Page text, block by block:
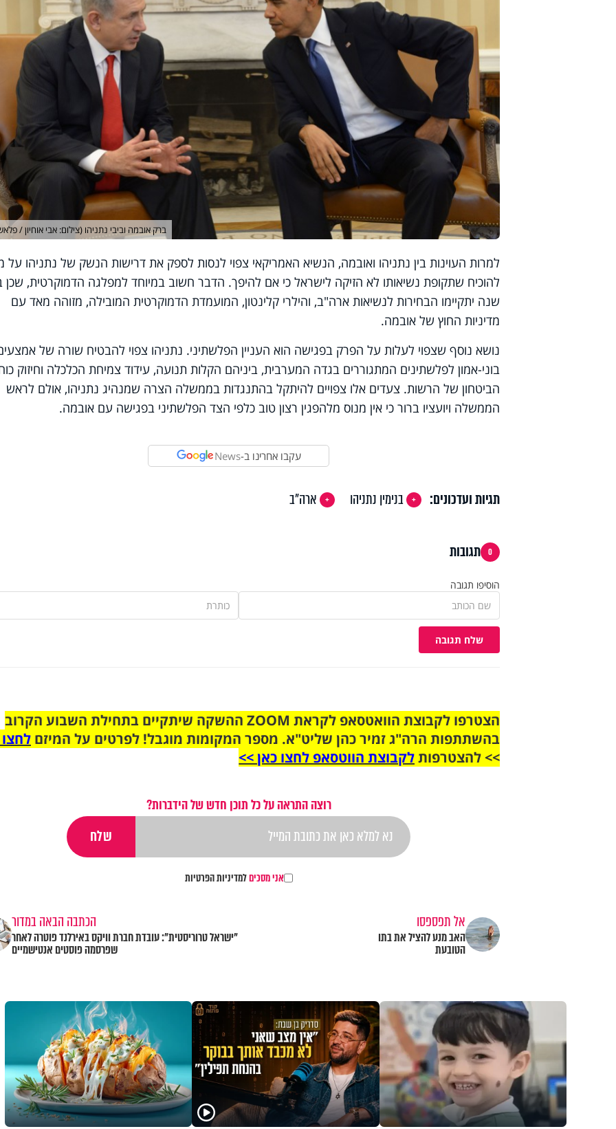
ברק אובמה וביבי נתניהו (צילום: אבי אוחיון / פלאש
למרות העוינות בין נתניהו ואובמה, הנשיא האמריקאי צפוי לנסות לספק את דרישות הנשק של נתניהו על
להוכיח שתקופת נשיאותו לא הזיקה לישראל כי אם להיפך. הדבר חשוב במיוחד למפלגה הדמוקרטית, שכן
שנה יתקיימו הבחירות לנשיאות ארה"ב, והילרי קלינטון, המועמדת הדמוקרטית המובילה, מזוהה מאד עם
מדיניות החוץ של אובמה.
נושא נוסף שצפוי לעלות על הפרק בפגישה הוא העניין הפלשתיני. נתניהו צפוי להבטיח שורה של
בוני-אמון לפלשתינים המתגוררים בגדה המערבית, ביניהם הקלות תנועה, עידוד צמיחת הכלכלה וחיזוק
הביטחון של הרשות. צעדים אלו צפויים להיתקל בהתנגדות בממשלה הצרה שמנהיג נתניהו, אולם לראש
הממשלה ויועציו ברור כי אין מנוס מלהפגין רצון טוב כלפי הצד הפלשתיני בפגישה עם אובמה.
עקבו אחרינו ב-News
תגיות ועדכונים: בנימין נתניהו ארה"ב
0 תגובות
הוסיפו תגובה
שלח תגובה
הצטרפו לקבוצת הוואטסאפ לקראת ZOOM ההשקה שיתקיים בתחילת השבוע הקרוב
בהשתתפות הרה"ג זמיר כהן שליט"א. מספר המקומות מוגבל! לפרטים על המיזם
>> להצטרפותלקבוצת הווטסאפ לחצו כאן >>
רוצה התראה על כל תוכן חדש של הידברות?
אני מסכיםלמדיניות הפרטיות
אל תפספסו
האב מנע להציל את בתו
הטובעת
הכתבה הבאה במדור
"ישראל טרוריסטית": עובדת חברת וויקס באירלנד פוטרה לאחר
שפרסמה פוסטים אנטישמיים